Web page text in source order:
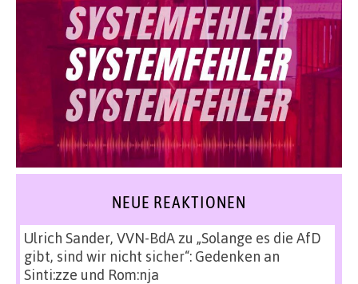
NEUE REAKTIONEN
Ulrich Sander, VVN-BdAzu „Solange es die AfD
gibt, sind wir nicht sicher“: Gedenken an
Sinti:zze und Rom:nja